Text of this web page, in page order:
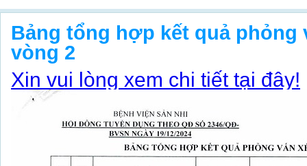
Bảng tổng hợp kết quả phỏng
vòng 2
Xin vui lòng xem chi tiết tại đây!